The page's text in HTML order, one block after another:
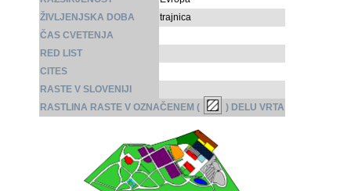
ŽIVLJENJSKA DOBA
trajnica
ČAS CVETENJA
RED LIST
CITES
RASTE V SLOVENIJI
RASTLINA RASTE V OZNAČENEM (
) DELU VRTA